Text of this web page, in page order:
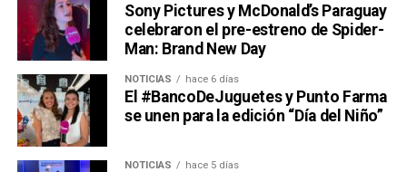
Sony Pictures y McDonald’s Paraguay
celebraron el pre-estreno de Spider-
Man: Brand New Day
NOTICIAS hace 6 días
El #BancoDeJuguetes y Punto Farma
se unen para la edición “Día del Niño”
NOTICIAS hace 5 días